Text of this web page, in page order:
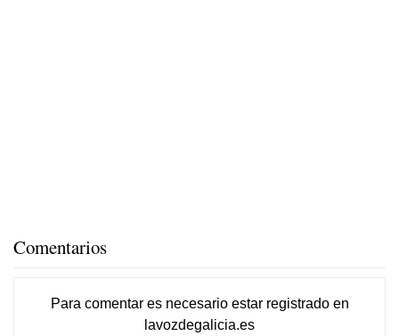
Comentarios
Para comentar es necesario estar registradoen
lavozdegalicia.es